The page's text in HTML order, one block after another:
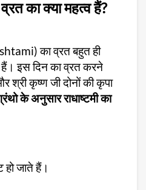
का क्या महत्व हैं?
का व्रत बहुत ही
हैं। इस दिन का व्रत करने
श्री कृष्ण जी दोनों की कृपा
के अनुसार राधाष्टमी का
हो जाते हैं।